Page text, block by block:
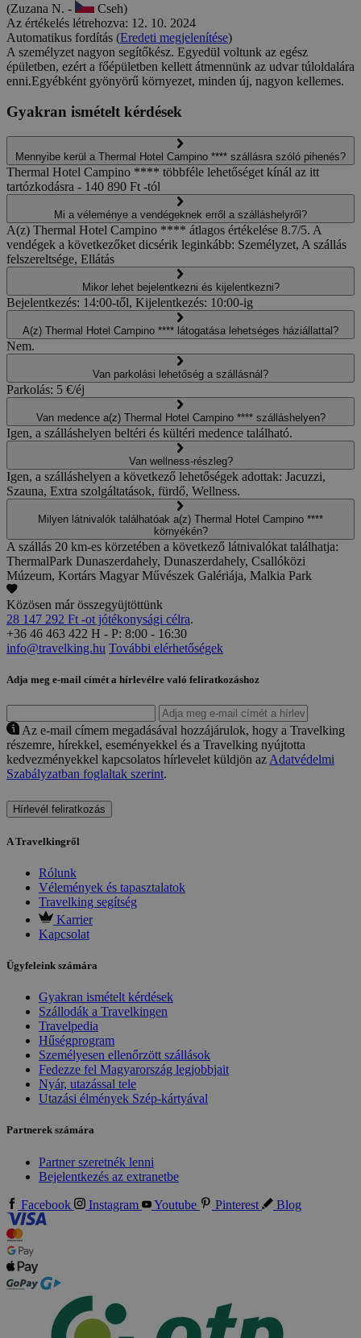
(Zuzana N. -
Cseh)
Az értékelés létrehozva: 12. 10. 2024
Automatikus fordítás (Eredeti megjelenítése)
A személyzet nagyon segítőkész. Egyedül voltunk az egész
épületben, ezért a főépületben kellett átmennünk az udvar túloldalára
enni.Egyébként gyönyörű környezet, minden új, nagyon kellemes.
Gyakran ismételt kérdések
Mennyibe kerül a Thermal Hotel Campino **** szállásra szóló pihenés?
Thermal Hotel Campino **** többféle lehetőséget kínál az itt
tartózkodásra - 140 890 Ft -tól
Mi a véleménye a vendégeknek erről a szálláshelyről?
A(z) Thermal Hotel Campino **** átlagos értékelése 8.7/5. A
vendégek a következőket dicsérik leginkább: Személyzet, A szállás
felszereltsége, Ellátás
Mikor lehet bejelentkezni és kijelentkezni?
Bejelentkezés: 14:00-től, Kijelentkezés: 10:00-ig
A(z) Thermal Hotel Campino **** látogatása lehetséges háziállattal?
Nem.
Van parkolási lehetőség a szállásnál?
Parkolás: 5 €/éj
Van medence a(z) Thermal Hotel Campino **** szálláshelyen?
Igen, a szálláshelyen beltéri és kültéri medence található.
Van wellness-részleg?
Igen, a szálláshelyen a következő lehetőségek adottak: Jacuzzi,
Szauna, Extra szolgáltatások, fürdő, Wellness.
Milyen látnivalók találhatóak a(z) Thermal Hotel Campino ****
környékén?
A szállás 20 km-es körzetében a következő látnivalókat találhatja:
ThermalPark Dunaszerdahely, Dunaszerdahely, Csallóközi
Múzeum, Kortárs Magyar Művészek Galériája, Malkia Park
Közösen már összegyüjtöttünk
28 147 292 Ft -ot jótékonysági célra.
+36 46 463 422 H - P: 8:00 - 16:30
info@travelking.hu További elérhetőségek
Adja meg e-mail címét a hírlevélre való feliratkozáshoz
Az e-mail címem megadásával hozzájárulok, hogy a Travelking
részemre, hírekkel, eseményekkel és a Travelking nyújtotta
kedvezményekkel kapcsolatos hírlevelet küldjön az Adatvédelmi
Szabályzatban foglaltak szerint.
Hírlevél feliratkozás
A Travelkingről
Rólunk
Vélemények és tapasztalatok
Travelking segítség
Karrier
Kapcsolat
Ügyfeleink számára
Gyakran ismételt kérdések
Szállodák a Travelkingen
Travelpedia
Hűségprogram
Személyesen ellenőrzött szállások
Fedezze fel Magyarország legjobbjait
Nyár, utazással tele
Utazási élmények Szép-kártyával
Partnerek számára
Partner szeretnék lenni
Bejelentkezés az extranetbe
Facebook Instagram Youtube Pinterest Blog